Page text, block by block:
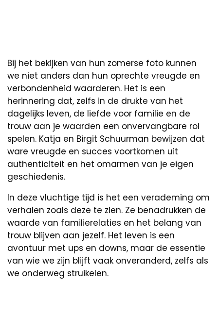
Bij het bekijken van hun zomerse foto kunnen
we niet anders dan hun oprechte vreugde en
verbondenheid waarderen. Het is een
herinnering dat, zelfs in de drukte van het
dagelijks leven, de liefde voor familie en de
trouw aan je waarden een onvervangbare rol
spelen. Katja en Birgit Schuurman bewijzen dat
ware vreugde en succes voortkomen uit
authenticiteit en het omarmen van je eigen
geschiedenis.
In deze vluchtige tijd is het een verademing om
verhalen zoals deze te zien. Ze benadrukken de
waarde van familierelaties en het belang van
trouw blijven aan jezelf. Het leven is een
avontuur met ups en downs, maar de essentie
van wie we zijn blijft vaak onveranderd, zelfs als
we onderweg struikelen.